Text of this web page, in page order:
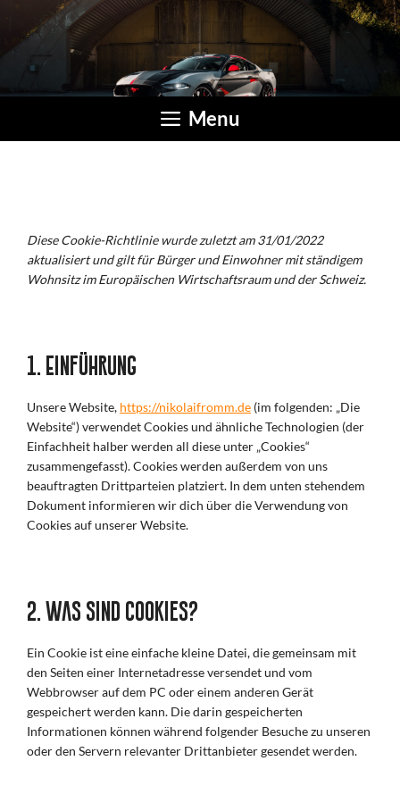
Inhalt
springen
Menu
Diese Cookie-Richtlinie wurde zuletzt am 31/01/2022
aktualisiert und gilt für Bürger und Einwohner mit ständigem
Wohnsitz im Europäischen Wirtschaftsraum und der Schweiz.
1. Einführung
Unsere Website, https://nikolaifromm.de (im folgenden: „Die
Website“) verwendet Cookies und ähnliche Technologien (der
Einfachheit halber werden all diese unter „Cookies“
zusammengefasst). Cookies werden außerdem von uns
beauftragten Drittparteien platziert. In dem unten stehendem
Dokument informieren wir dich über die Verwendung von
Cookies auf unserer Website.
2. Was sind Cookies?
Ein Cookie ist eine einfache kleine Datei, die gemeinsam mit
den Seiten einer Internetadresse versendet und vom
Webbrowser auf dem PC oder einem anderen Gerät
gespeichert werden kann. Die darin gespeicherten
Informationen können während folgender Besuche zu unseren
oder den Servern relevanter Drittanbieter gesendet werden.